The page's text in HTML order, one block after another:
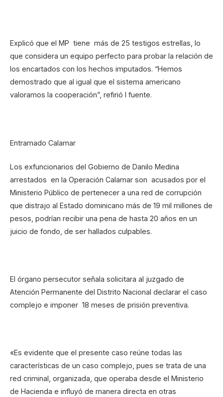
Explicó que el MP tiene más de 25 testigos estrellas, lo
que considera un equipo perfecto para probar la relación de
los encartados con los hechos imputados. “Hemos
demostrado que al igual que el sistema americano
valoramos la cooperación”, refirió l fuente.
Entramado Calamar
Los exfuncionarios del Gobierno de Danilo Medina
arrestados en la Operación Calamar son acusados por el
Ministerio Público de pertenecer a una red de corrupción
que distrajo al Estado dominicano más de 19 mil millones de
pesos, podrían recibir una pena de hasta 20 años en un
juicio de fondo, de ser hallados culpables.
El órgano persecutor señala solicitara al juzgado de
Atención Permanente del Distrito Nacional declarar el caso
complejo e imponer 18 meses de prisión preventiva.
«Es evidente que el presente caso reúne todas las
características de un caso complejo, pues se trata de una
red criminal, organizada, que operaba desde el Ministerio
de Hacienda e influyó de manera directa en otras